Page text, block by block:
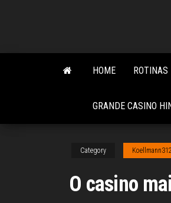
content
HOME ROTINAS
GRANDE CASINO
Category
O casino